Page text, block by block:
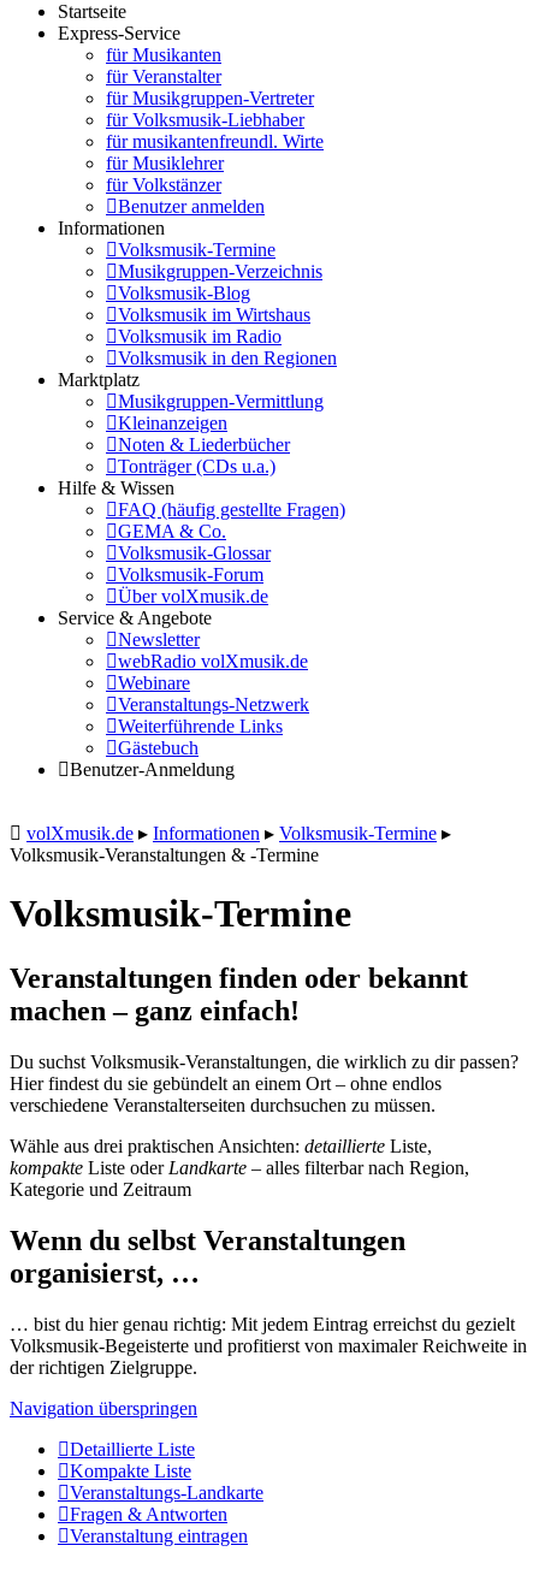
Startseite
Express-Service
für Musikanten
für Veranstalter
für Musikgruppen-Vertreter
für Volksmusik-Liebhaber
für musikantenfreundl. Wirte
für Musiklehrer
für Volkstänzer
Benutzer anmelden
Informationen
Volksmusik-Termine
Musikgruppen-Verzeichnis
Volksmusik-Blog
Volksmusik im Wirtshaus
Volksmusik im Radio
Volksmusik in den Regionen
Marktplatz
Musikgruppen-Vermittlung
Kleinanzeigen
Noten & Liederbücher
Tonträger (CDs u.a.)
Hilfe & Wissen
FAQ (häufig gestellte Fragen)
GEMA & Co.
Volksmusik-Glossar
Volksmusik-Forum
Über volXmusik.de
Service & Angebote
Newsletter
webRadio volXmusik.de
Webinare
Veranstaltungs-Netzwerk
Weiterführende Links
Gästebuch
Benutzer-Anmeldung
volXmusik.de ▸ Informationen ▸ Volksmusik-Termine ▸
Volksmusik-Veranstaltungen & -Termine
Volksmusik-Termine
Veranstaltungen finden oder bekannt
machen – ganz einfach!
Du suchst Volksmusik-Veranstaltungen, die wirklich zu dir passen?
Hier findest du sie gebündelt an einem Ort – ohne endlos
verschiedene Veranstalterseiten durchsuchen zu müssen.
Wähle aus drei praktischen Ansichten: detaillierte Liste,
kompakte Liste oder Landkarte – alles filterbar nach Region,
Kategorie und Zeitraum
Wenn du selbst Veranstaltungen
organisierst, …
… bist du hier genau richtig: Mit jedem Eintrag erreichst du gezielt
Volksmusik-Begeisterte und profitierst von maximaler Reichweite in
der richtigen Zielgruppe.
Navigation überspringen
Detaillierte Liste
Kompakte Liste
Veranstaltungs-Landkarte
Fragen & Antworten
Veranstaltung eintragen